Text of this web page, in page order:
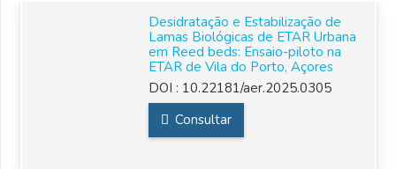
Desidratação e Estabilização de
Lamas Biológicas de ETAR Urbana
em Reed beds: Ensaio-piloto na
ETAR de Vila do Porto, Açores
DOI : 10.22181/aer.2025.0305
Consultar